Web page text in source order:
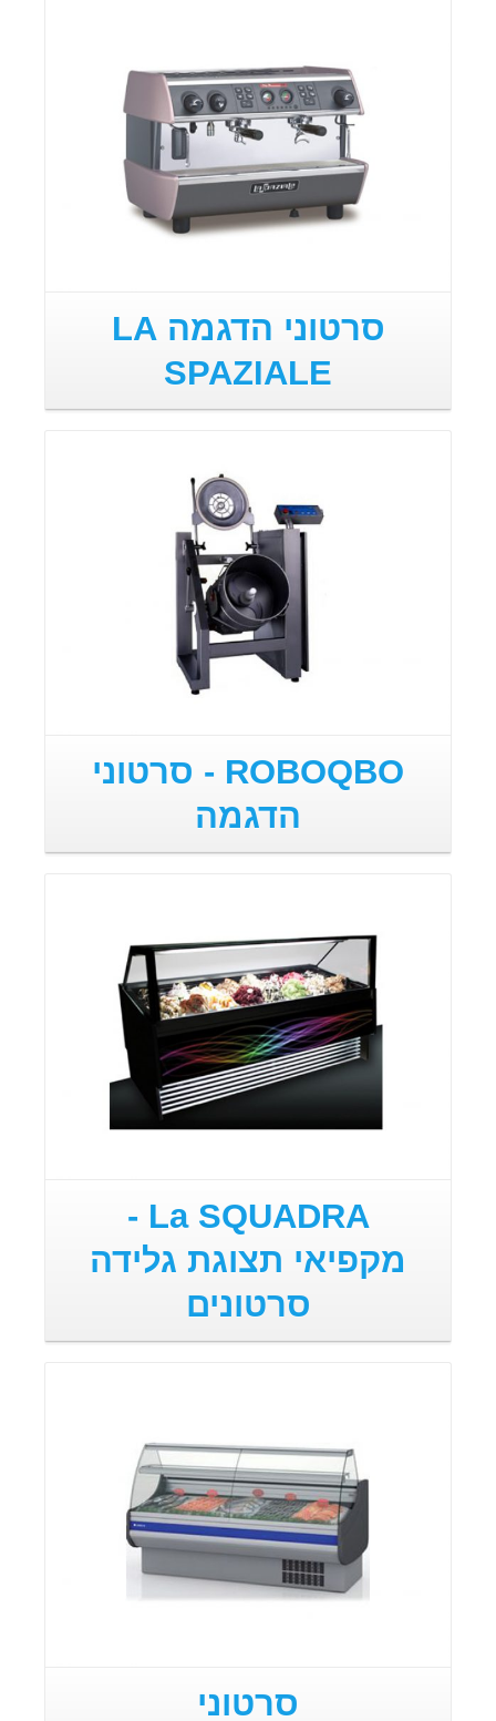
סרטוני הדגמה LA
SPAZIALE
ROBOQBO - סרטוני
הדגמה
La SQUADRA -
מקפיאי תצוגת גלידה
סרטונים
סרטוני